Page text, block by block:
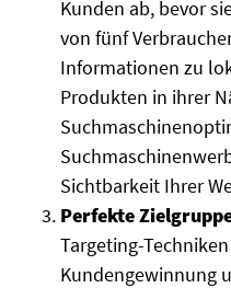
Kunden ab, bevor
von fünf
Informationen zu
Produkten in ihrer
Sichtbarkeit Ihrer
Perfekte
Targeting-
Kundengewinnung